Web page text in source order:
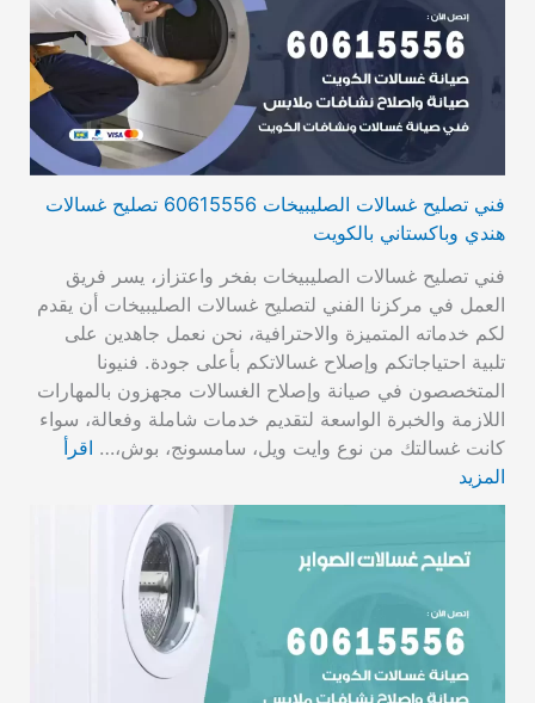
فني تصليح غسالات الصليبيخات 60615556 تصليح غسالات
هندي وباكستاني بالكويت
فني تصليح غسالات الصليبيخات بفخر واعتزاز، يسر فريق
العمل في مركزنا الفني لتصليح غسالات الصليبيخات أن يقدم
لكم خدماته المتميزة والاحترافية، نحن نعمل جاهدين على
تلبية احتياجاتكم وإصلاح غسالاتكم بأعلى جودة. فنيونا
المتخصصون في صيانة وإصلاح الغسالات مجهزون بالمهارات
اللازمة والخبرة الواسعة لتقديم خدمات شاملة وفعالة، سواء
كانت غسالتك من نوع وايت ويل، سامسونج، بوش،… اقرأ
المزيد